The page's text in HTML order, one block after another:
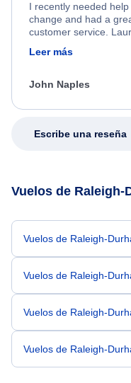
I recently needed
change and had a
customer service.
friendly, and very
process. She quickly
appreciate her
Leer más
John Naples
Escribe una reseña
Vuelos de Raleigh-
Vuelos de Raleigh-
Vuelos de Raleigh-
Vuelos de Raleigh-
Vuelos de Raleigh-